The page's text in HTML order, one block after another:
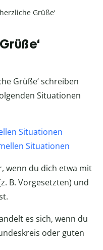
Grüße‘
Grüße‘ schreiben
Situationen
Situationen
Situationen
wenn du dich etwa mit
B. Vorgesetzten) und
es sich, wenn du
oder guten